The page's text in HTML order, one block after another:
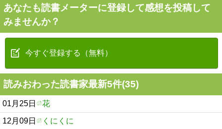
あなたも読書メーターに登録して感想を投稿して
みませんか？
今すぐ登録する（無料）
読みおわった読書家最新5件(35)
01月25日 花
12月09日 くにくに